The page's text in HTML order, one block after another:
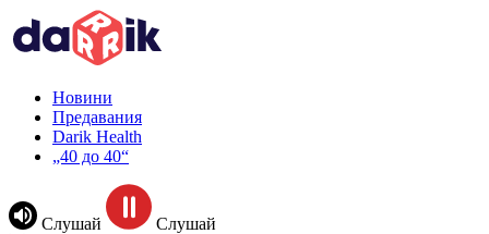
Новини
Предавания
Darik Health
„40 до 40“
Слушай Слушай